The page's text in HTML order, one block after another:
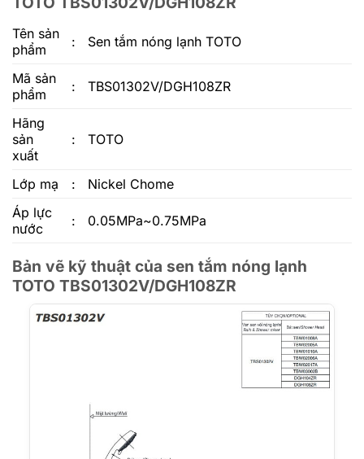
Tên sản
phẩm
: Sen tắm nóng lạnh TOTO
Mã sản
phẩm
: TBS01302V/DGH108ZR
Hãng
sản
xuất
: TOTO
Lớp mạ :
Nickel Chome
Áp lực
nước
: 0.05MPa~0.75MPa
Bản vẽ kỹ thuật của sen tắm nóng lạnh
TOTO TBS01302V/DGH108ZR